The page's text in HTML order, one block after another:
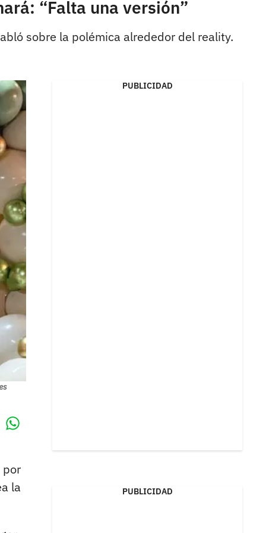
“Falta una versión”
sobre la polémica alrededor del reality.
por
la
PUBLICIDAD
PUBLICIDAD